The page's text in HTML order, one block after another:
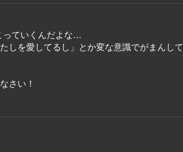
っていくんだよな…
しを愛してるし」とか変な意識でがまんして
さい！